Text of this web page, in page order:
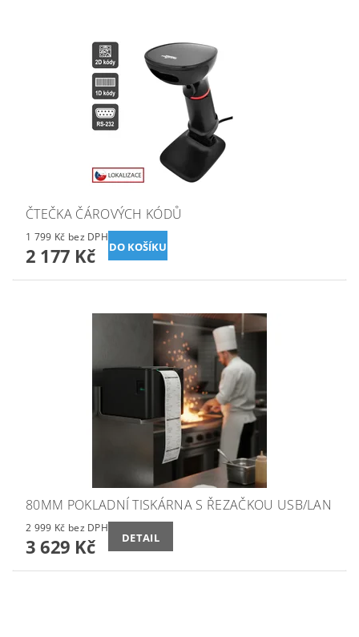
ČTEČKA ČÁROVÝCH KÓDŮ
1 799 Kč bez DPH
2 177 Kč
80MM POKLADNÍ TISKÁRNA S ŘEZAČKOU USB/LAN
2 999 Kč bez DPH
3 629 Kč DETAIL